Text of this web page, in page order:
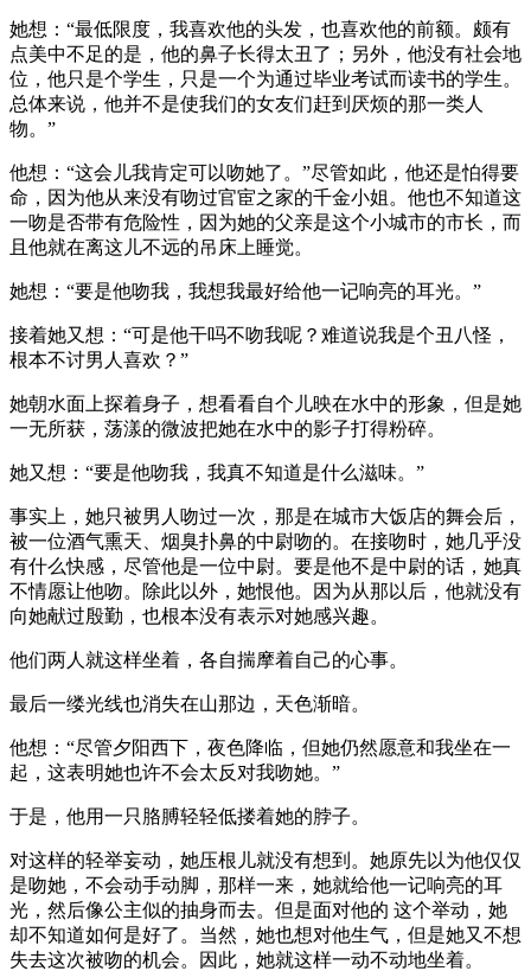
她想：“最低限度，我喜欢他的头发，也喜欢他的前额。颇有
点美中不足的是，他的鼻子长得太丑了；另外，他没有社会地
位，他只是个学生，只是一个为通过毕业考试而读书的学生。
总体来说，他并不是使我们的女友们赶到厌烦的那一类人
物。”
他想：“这会儿我肯定可以吻她了。”尽管如此，他还是怕得要
命，因为他从来没有吻过官宦之家的千金小姐。他也不知道这
一吻是否带有危险性，因为她的父亲是这个小城市的市长，而
且他就在离这儿不远的吊床上睡觉。
她想：“要是他吻我，我想我最好给他一记响亮的耳光。”
接着她又想：“可是他干吗不吻我呢？难道说我是个丑八怪，
根本不讨男人喜欢？”
她朝水面上探着身子，想看看自个儿映在水中的形象，但是她
一无所获，荡漾的微波把她在水中的影子打得粉碎。
她又想：“要是他吻我，我真不知道是什么滋味。”
事实上，她只被男人吻过一次，那是在城市大饭店的舞会后，
被一位酒气熏天、烟臭扑鼻的中尉吻的。在接吻时，她几乎没
有什么快感，尽管他是一位中尉。要是他不是中尉的话，她真
不情愿让他吻。除此以外，她恨他。因为从那以后，他就没有
向她献过殷勤，也根本没有表示对她感兴趣。
他们两人就这样坐着，各自揣摩着自己的心事。
最后一缕光线也消失在山那边，天色渐暗。
他想：“尽管夕阳西下，夜色降临，但她仍然愿意和我坐在一
起，这表明她也许不会太反对我吻她。”
于是，他用一只胳膊轻轻低搂着她的脖子。
对这样的轻举妄动，她压根儿就没有想到。她原先以为他仅仅
是吻她，不会动手动脚，那样一来，她就给他一记响亮的耳
光，然后像公主似的抽身而去。但是面对他的 这个举动，她
却不知道如何是好了。当然，她也想对他生气，但是她又不想
失去这次被吻的机会。因此，她就这样一动不动地坐着。